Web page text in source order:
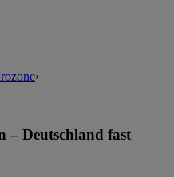
›
– Deutschland fast